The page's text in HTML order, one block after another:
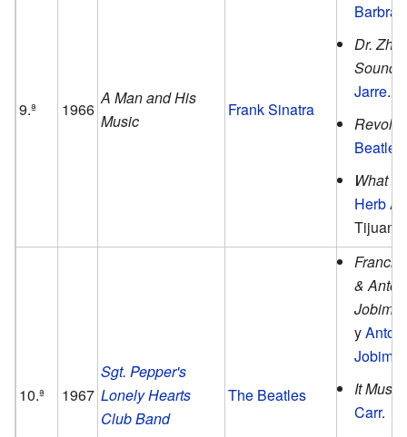
9.ª 1966
A Man and His
Music
Frank Sinatra
Barbra
Dr.
Jarre.
Beatles
What
Herb
Tijuana
10.ª 1967
Sgt. Pepper's
Lonely Hearts
Club Band
The Beatles
Francis
&
Jobim
y
Jobim
It Must
Carr.